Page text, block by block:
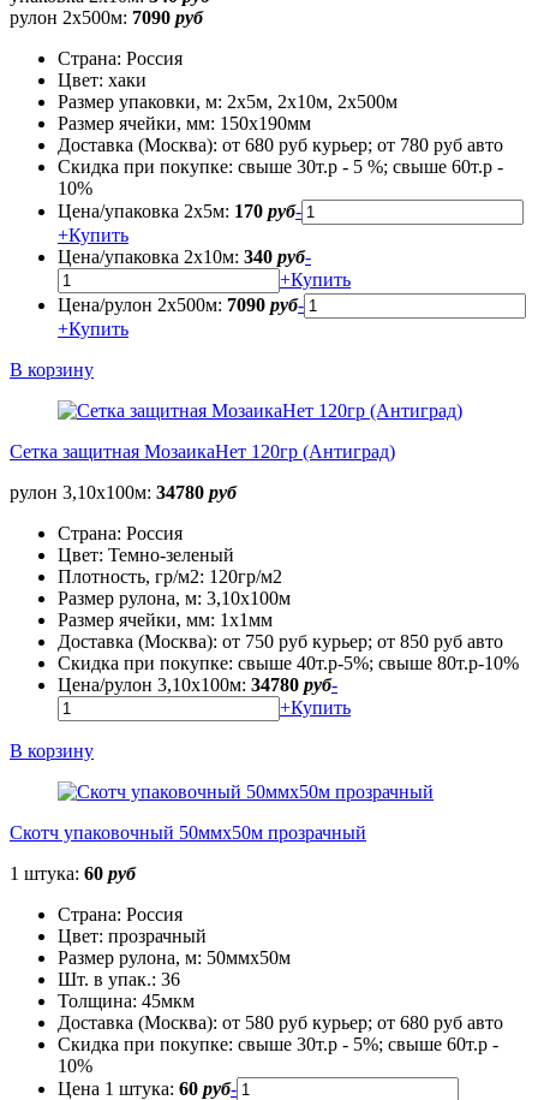
рулон 2х500м: 7090 руб
Страна: Россия
Цвет: хаки
Размер упаковки, м: 2х5м, 2х10м, 2х500м
Размер ячейки, мм: 150х190мм
Доставка (Москва): от 680 руб курьер; от 780 руб авто
Скидка при покупке: свыше 30т.р - 5 %; свыше 60т.р -
10%
Цена/упаковка 2х5м: 170 руб-
+Купить
Цена/упаковка 2х10м: 340 руб-
+Купить
Цена/рулон 2х500м: 7090 руб-
+Купить
В корзину
Сетка защитная МозаикаНет 120гр (Антиград)
рулон 3,10х100м: 34780 руб
Страна: Россия
Цвет: Темно-зеленый
Плотность, гр/м2: 120гр/м2
Размер рулона, м: 3,10х100м
Размер ячейки, мм: 1х1мм
Доставка (Москва): от 750 руб курьер; от 850 руб авто
Скидка при покупке: свыше 40т.р-5%; свыше 80т.р-10%
Цена/рулон 3,10х100м: 34780 руб-
+Купить
В корзину
Скотч упаковочный 50ммх50м прозрачный
1 штука: 60 руб
Страна: Россия
Цвет: прозрачный
Размер рулона, м: 50ммх50м
Шт. в упак.: 36
Толщина: 45мкм
Доставка (Москва): от 580 руб курьер; от 680 руб авто
Скидка при покупке: свыше 30т.р - 5%; свыше 60т.р -
10%
Цена 1 штука: 60 руб-